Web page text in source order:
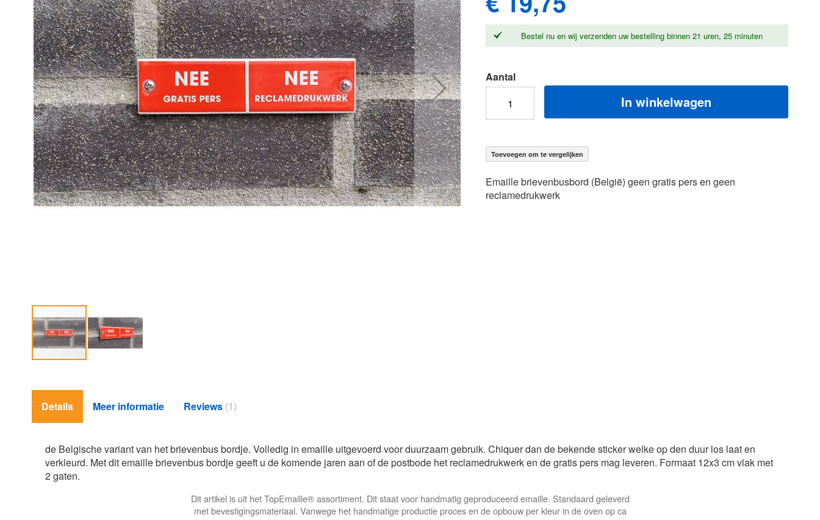
het
begin
van
afbeeldingen-
gallerij
Bestel nu en wij verzenden uw bestelling binnen 21 uren, 25 minuten
Aantal
In winkelwagen
Toevoegen om te vergelijken
Emaille brievenbusbord (België) geen gratis pers en geen
reclamedrukwerk
Details
de Belgische variant van het brievenbus bordje. Volledig in emaille uitgevoerd voor duurzaam gebruik. Chiquer dan de bekende sticker welke op den duur los laat en
verkleurd. Met dit emaille brievenbus bordje geeft u de komende jaren aan of de postbode het reclamedrukwerk en de gratis pers mag leveren. Formaat 12x3 cm vlak met
2 gaten.
Dit artikel is uit het TopEmaille® assortiment. Dit staat voor handmatig geproduceerd emaille. Standaard geleverd
met bevestigingsmateriaal. Vanwege het handmatige productie proces en de opbouw per kleur in de oven op ca
Meer informatie Reviews 1